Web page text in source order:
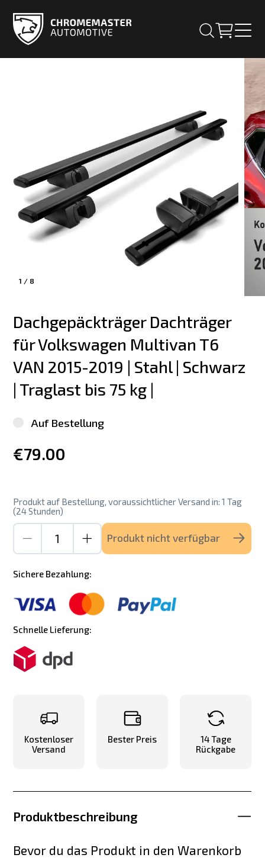
1 / 8
Dachgepäckträger Dachträger
für Volkswagen Multivan T6
VAN 2015-2019 | Stahl | Schwarz
| Traglast bis 75 kg |
Auf Bestellung
€79.00
Produkt auf Bestellung, voraussichtlicher Versand in: 1 Tag
(24 Stunden)
Produkt nicht verfügbar
Sichere Bezahlung:
Schnelle Lieferung:
Kostenloser
Versand
Bester Preis
14 Tage
Rückgabe
Produktbeschreibung
Bevor du das Produkt in den Warenkorb